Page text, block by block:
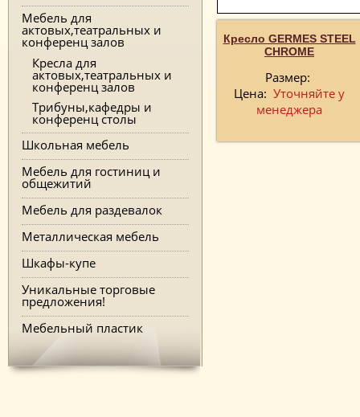
Мебель для
актовых,театральных и
конференц залов
Кресла для
актовых,театральных и
конференц залов
Трибуны,кафедры и
конференц столы
Школьная мебель
Мебель для гостиниц и
общежитий
Мебель для раздевалок
Металлическая мебель
Шкафы-купе
Уникальные торговые
предложения!
Мебельный пластик
Кресло GERMES STEEL
CHROME
Размер:
Цена: Уточняйте у
менеджера